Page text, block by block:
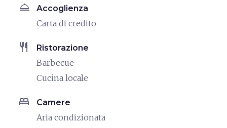
room_service Accoglienza
Carta di credito
restaurant Ristorazione
Barbecue
Cucina locale
bed Camere
Aria condizionata